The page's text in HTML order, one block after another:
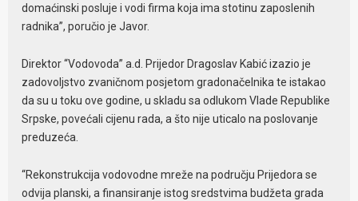
domaćinski posluje i vodi firma koja ima stotinu zaposlenih
radnika”, poručio je Javor.
Direktor “Vodovoda” a.d. Prijedor Dragoslav Kabić izazio je
zadovoljstvo zvaničnom posjetom gradonačelnika te istakao
da su u toku ove godine, u skladu sa odlukom Vlade Republike
Srpske, povećali cijenu rada, a što nije uticalo na poslovanje
preduzeća.
“Rekonstrukcija vodovodne mreže na području Prijedora se
odvija planski, a finansiranje istog sredstvima budžeta grada